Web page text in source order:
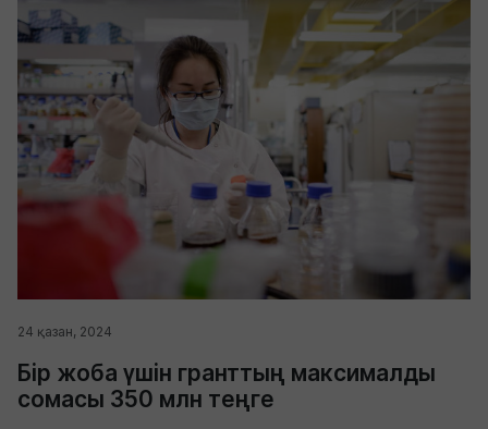
24 қазан, 2024
Бір жоба үшін гранттың максималды
сомасы 350 млн теңге